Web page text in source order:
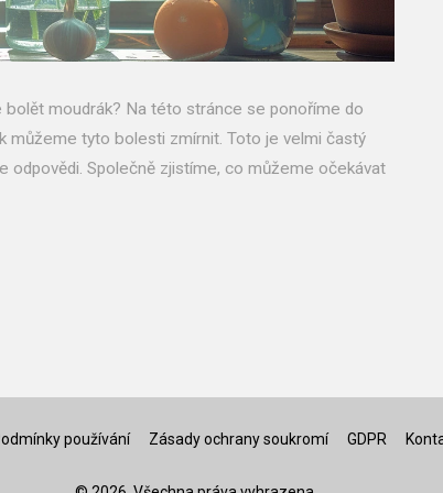
moudrák? Na této stránce se ponoříme do
můžeme tyto bolesti zmírnit. Toto je velmi častý
odpovědi. Společně zjistíme, co můžeme očekávat
používání Zásady ochrany soukromí GDPR